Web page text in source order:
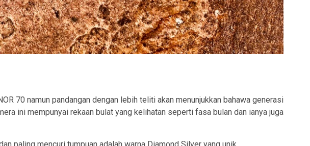
70 namun pandangan dengan lebih teliti akan menunjukkan bahawa generasi
ini mempunyai rekaan bulat yang kelihatan seperti fasa bulan dan ianya juga